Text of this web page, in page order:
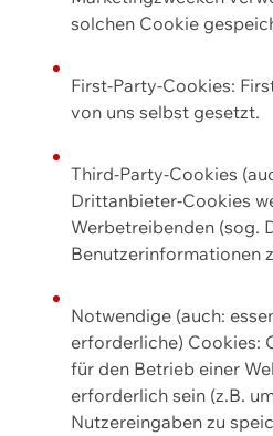
solchen Cookie
First-Party-Cookies:
von uns selbst gesetzt.
Third-Party-Cookies
Drittanbieter-Cookies
Werbetreibenden (sog.
Benutzerinformationen
Notwendige (auch:
erforderliche) Cookies:
für den Betrieb einer
erforderlich sein (z.B.
Nutzereingaben zu